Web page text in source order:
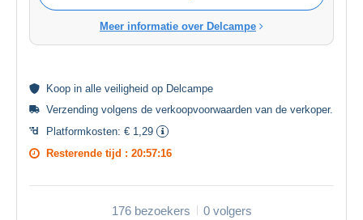
Meer informatie over Delcampe
Koop in alle veiligheid op Delcampe
Verzending volgens de verkoopvoorwaarden van de verkoper.
Platformkosten: € 1,29
Resterende tijd : 20:57:16
176 bezoekers 0 volgers